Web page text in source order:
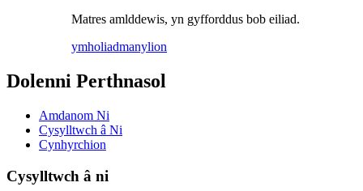
Matres amlddewis, yn gyfforddus bob eiliad.
ymholiadmanylion
Dolenni Perthnasol
Amdanom Ni
Cysylltwch â Ni
Cynhyrchion
Cysylltwch â ni